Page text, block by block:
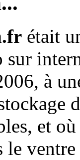
était
sur
à
et
le ventre